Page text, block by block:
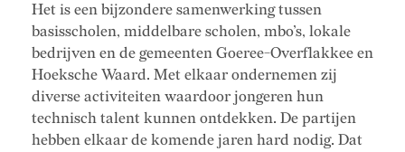
Het is een bijzondere samenwerking tussen
basisscholen, middelbare scholen, mbo’s, lokale
bedrijven en de gemeenten Goeree-Overflakkee en
Hoeksche Waard. Met elkaar ondernemen zij
diverse activiteiten waardoor jongeren hun
technisch talent kunnen ontdekken. De partijen
hebben elkaar de komende jaren hard nodig. Dat